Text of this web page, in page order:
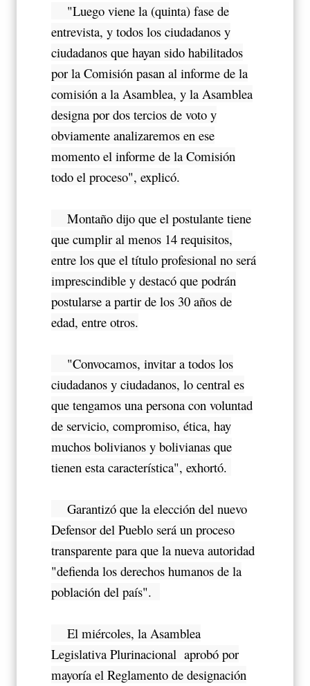
"Luego viene la (quinta) fase de
entrevista, y todos los ciudadanos y
ciudadanos que hayan sido habilitados
por la Comisión pasan al informe de la
comisión a la Asamblea, y la Asamblea
designa por dos tercios de voto y
obviamente analizaremos en ese
momento el informe de la Comisión
todo el proceso", explicó.
Montaño dijo que el postulante tiene
que cumplir al menos 14 requisitos,
entre los que el título profesional no será
imprescindible y destacó que podrán
postularse a partir de los 30 años de
edad, entre otros.
"Convocamos, invitar a todos los
ciudadanos y ciudadanos, lo central es
que tengamos una persona con voluntad
de servicio, compromiso, ética, hay
muchos bolivianos y bolivianas que
tienen esta característica", exhortó.
Garantizó que la elección del nuevo
Defensor del Pueblo será un proceso
transparente para que la nueva autoridad
"defienda los derechos humanos de la
población del país".
El miércoles, la Asamblea
Legislativa Plurinacional aprobó por
mayoría el Reglamento de designación